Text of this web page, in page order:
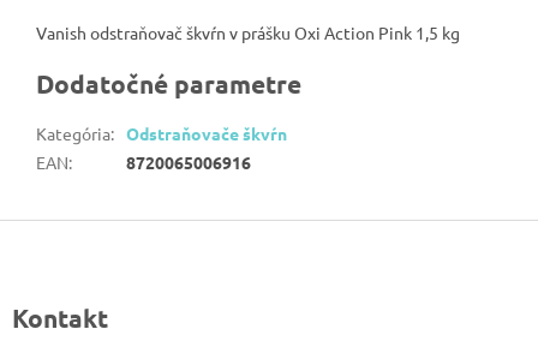
Vanish odstraňovač škvŕn v prášku Oxi Action Pink 1,5 kg
Dodatočné parametre
Kategória: Odstraňovače škvŕn
EAN: 8720065006916
Z
p
äKontakt